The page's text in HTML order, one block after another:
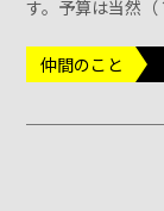
す。予算は当然（
仲間のこと